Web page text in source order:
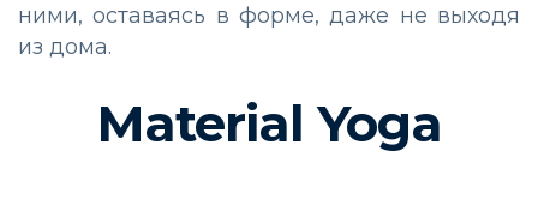
ними, оставаясь в форме, даже не выходя
из дома.
Material Yoga